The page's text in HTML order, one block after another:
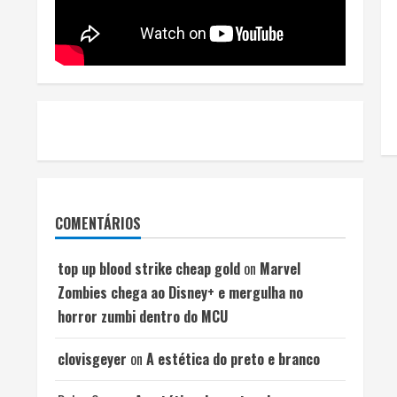
COMENTÁRIOS
top up blood strike cheap gold on Marvel
Zombies chega ao Disney+ e mergulha no
horror zumbi dentro do MCU
clovisgeyer on A estética do preto e branco